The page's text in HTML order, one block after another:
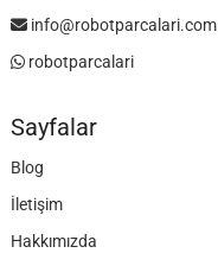
info@robotparcalari.com
robotparcalari
Sayfalar
Blog
İletişim
Hakkımızda